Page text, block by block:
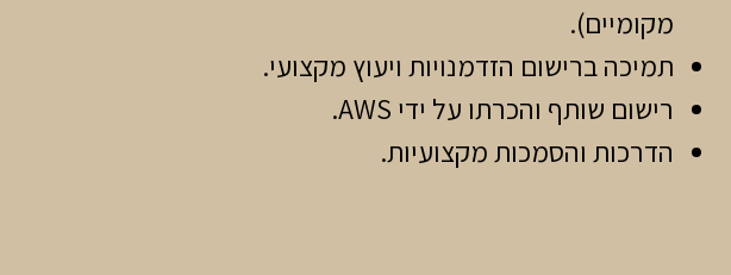
מקומיים).
תמיכה ברישום הזדמנויות ויעוץ מקצועי.
רישום שותף והכרתו על ידי AWS.
הדרכות והסמכות מקצועיות.